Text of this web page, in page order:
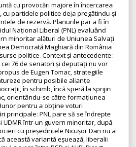
cu provocări majore în încercarea
cu partidele politice deja pregătindu-și
de rezervă. Planurile par a fi în
Național Liberal (PNL) evaluând
minoritar alături de Uniunea Salvați
Democrată Maghiară din România
politice. Context și antecedente:
cei 76 de senatori și deputați nu vor
de Eugen Tomac, strategiile
pentru posibile alianțe
în schimb, încă speră la sprijin
orientându-se către formațiunea
pentru a obține voturi
principale: PNL pare să se îndrepte
UDMR într-un guvern minoritar, după
cu președintele Nicușor Dan nu a
această variantă eșuează, liberalii